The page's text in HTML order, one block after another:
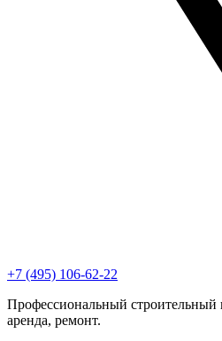
+7 (495) 106-62-22
Профессиональный строительный
аренда, ремонт.